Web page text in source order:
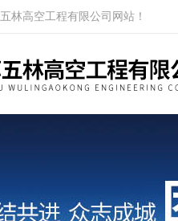
林高空工程有限公司网站！